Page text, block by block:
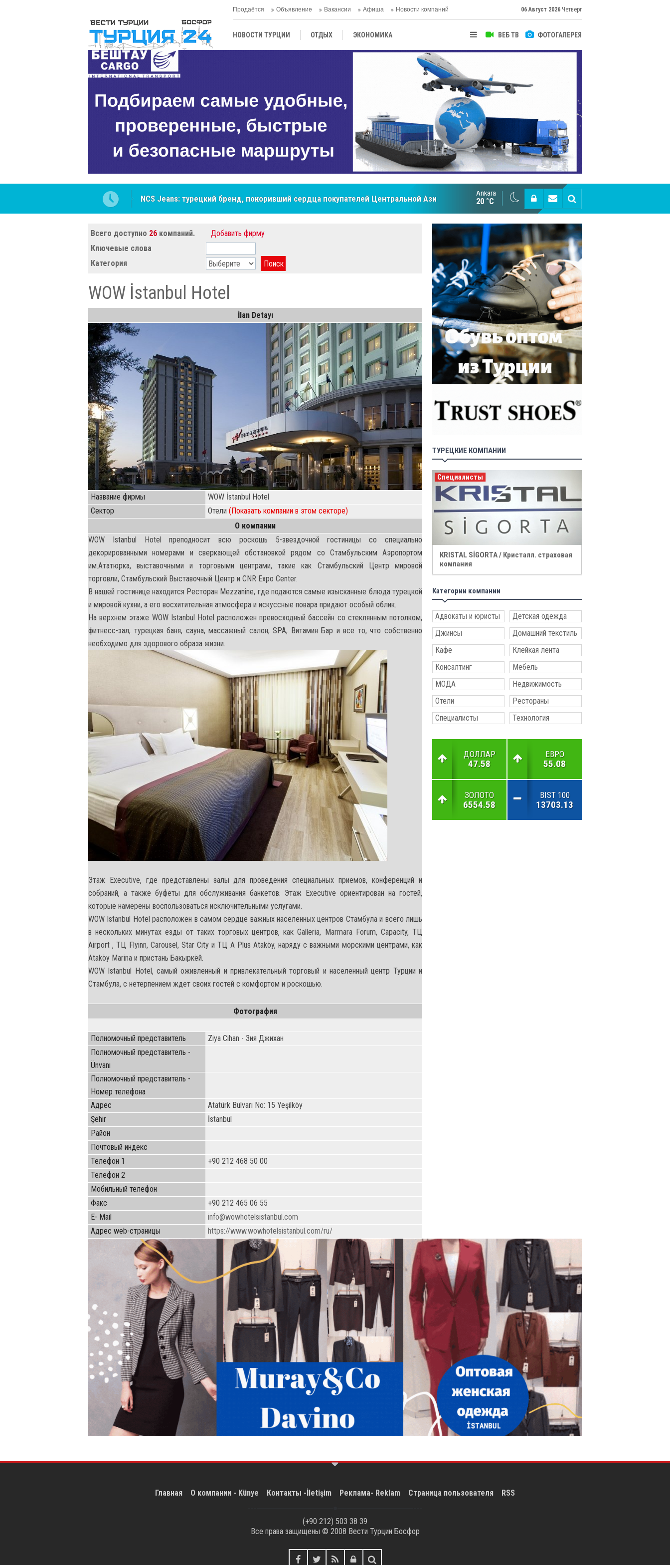
Продаётся Объявление Вакансии Афиша Новости компаний 06 Август 2026 Четверг
ВЕБ ТВ ФОТОГАЛЕРЕЯ
НОВОСТИ ТУРЦИИ ОТДЫХ ЭКОНОМИКА
ЦЕНТРАЛЬНАЯ АЗИЯ
Cottonhill покоряет мировые рынки
Великий Шёлковый путь объединяет таланты в
Ankara
20 °C
Всего доступно 26 компаний.
Добавить фирму
Ключевые слова
Категория
WOW İstanbul Hotel
İlan Detayı
Название фирмы
WOW İstanbul Hotel
Cектор
Отели (Показать компании в этом секторе)
О компании
WOW Istanbul Hotel преподносит всю роскошь 5-звездочной гостиницы со специально
декорированными номерами и сверкающей обстановкой рядом со Стамбульским Аэропортом
им.Ататюрка, выставочными и торговыми центрами, такие как Стамбульский Центр мировой
торговли, Стамбульский Выставочный Центр и CNR Expo Center.
В нашей гостинице находится Ресторан Mezzanine, где подаются самые изысканные блюда турецкой
и мировой кухни, а его восхитительная атмосфера и искуссные повара придают особый облик.
На верхнем этаже WOW Istanbul Hotel расположен превосходный бассейн со стеклянным потолком,
фитнесс-зал, турецкая баня, сауна, массажный салон, SPA, Витамин Бар и все то, что собственно
необходимо для здорового образа жизни.
Этаж Executive, где представлены залы для проведения специальных приемов, конференций и
собраний, а также буфеты для обслуживания банкетов. Этаж Executive ориентирован на гостей,
которые намерены воспользоваться исключительными услугами.
WOW Istanbul Hotel расположен в самом сердце важных населенных центров Стамбула и всего лишь
в нескольких минутах езды от таких торговых центров, как Galleria, Marmara Forum, Capacity, ТЦ
Airport , ТЦ Flyinn, Carousel, Star City и ТЦ A Plus Ataköy, наряду с важными морскими центрами, как
Ataköy Marina и пристань Бакыркёй.
WOW Istanbul Hotel, самый оживленный и привлекательный торговый и населенный центр Турции и
Стамбула, с нетерпением ждет своих гостей с комфортом и роскошью.
Фотография
Полномочный представитель
Ziya Cihan - Зия Джихан
Полномочный представитель -
Ünvanı
Полномочный представитель -
Номер телефона
Адрес
Atatürk Bulvarı No: 15 Yeşilköy
Şehir
İstanbul
Район
Почтовый индекс
Телефон 1
+90 212 468 50 00
Телефон 2
Мобильный телефон
Факс
+90 212 465 06 55
E- Mail
info@wowhotelsistanbul.com
Адрес web-страницы
https://www.wowhotelsistanbul.com/ru/
ТУРЕЦКИЕ КОМПАНИИ
KRISTAL SİGORTA / Кристалл. страховая
компания
Специалисты
Нева Консалтинг - Neva Danışmanlık
Hizmetleri
Консалтинг
Категории компании
Адвокаты и юристы
Детская одежда
Джинсы
Домашний текстиль
Кафе
Клейкая лента
Консалтинг
Мебель
МОДА
Недвижимость
Отели
Рестораны
Специалисты
Технология
ДОЛЛАР
47.58
ЕВРО
55.08
ЗОЛОТО
6554.58
BIST 100
13703.13
Главная О компании - Künye Контакты -İletişim Реклама- Reklam Страница пользователя RSS
(+90 212) 503 38 39
Все права защищены © 2008 Вести Турции Босфор